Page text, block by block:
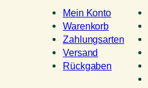
Mein Konto
Warenkorb
Zahlungsarten
Versand
Rückgaben